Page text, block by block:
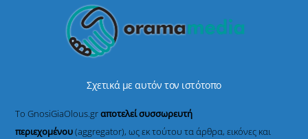
Σχετικά με αυτόν τον ιστότοπο
Το GnosiGiaOlous.grαποτελεί συσσωρευτή
περιεχομένου(aggregator), ως εκ τούτου τα άρθρα, εικόνες και